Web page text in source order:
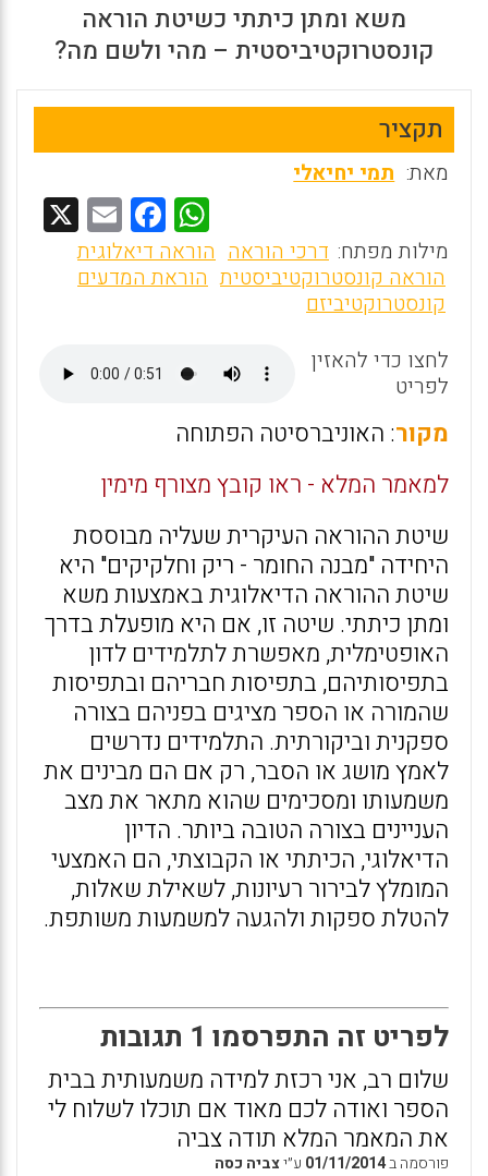
משא ומתן כיתתי כשיטת הוראה
קונסטרוקטיביסטית – מהי ולשם מה?
תקציר
מאת: תמי יחיאלי
W
h
at
A
p
F
a
ce
o
o
E
m
ai
מילות מפתח: דרכי הוראה הוראה דיאלוגית
הוראה קונסטרוקטיביסטית הוראת המדעים
קונסטרוקטיביזם
לחצו כדי להאזין
לפריט
מקור: האוניברסיטה הפתוחה
למאמר המלא - ראו קובץ מצורף מימין
שיטת ההוראה העיקרית שעליה מבוססת
היחידה "מבנה החומר - ריק וחלקיקים" היא
שיטת ההוראה הדיאלוגית באמצעות משא
ומתן כיתתי. שיטה זו, אם היא מופעלת בדרך
האופטימלית, מאפשרת לתלמידים לדון
בתפיסותיהם, בתפיסות חבריהם ובתפיסות
שהמורה או הספר מציגים בפניהם בצורה
ספקנית וביקורתית. התלמידים נדרשים
לאמץ מושג או הסבר, רק אם הם מבינים את
משמעותו ומסכימים שהוא מתאר את מצב
העניינים בצורה הטובה ביותר. הדיון
הדיאלוגי, הכיתתי או הקבוצתי, הם האמצעי
המומלץ לבירור רעיונות, לשאילת שאלות,
להטלת ספקות ולהגעה למשמעות משותפת.
לפריט זה התפרסמו 1 תגובות
שלום רב, אני רכזת למידה משמעותית בבית
הספר ואודה לכם מאוד אם תוכלו לשלוח לי
את המאמר המלא תודה צביה
פורסמה ב01/11/2014 ע״יצביה כסה